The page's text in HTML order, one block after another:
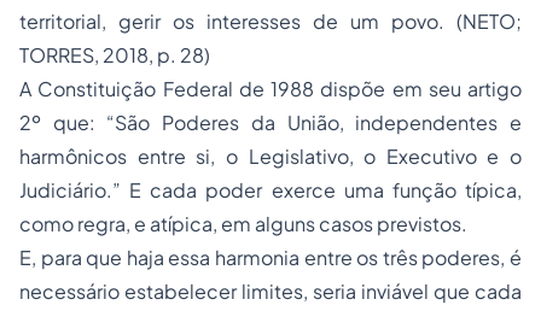
territorial, gerir os interesses de um povo. (NETO;
TORRES, 2018, p. 28)
A Constituição Federal de 1988 dispõe em seu artigo
2º que: “São Poderes da União, independentes e
harmônicos entre si, o Legislativo, o Executivo e o
Judiciário.” E cada poder exerce uma função típica,
como regra, e atípica, em alguns casos previstos.
E, para que haja essa harmonia entre os três poderes, é
necessário estabelecer limites, seria inviável que cada